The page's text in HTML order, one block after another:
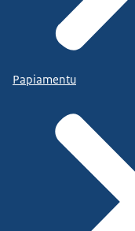
Papiamentu